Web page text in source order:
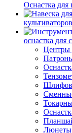
Оснастка для
оснастка для
Центры
Люнеты